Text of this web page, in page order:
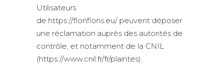
Utilisateurs
de https://flonflons.eu/ peuvent déposer
une réclamation auprès des autorités de
contrôle, et notamment de la CNIL
(https://www.cnil.fr/fr/plaintes).